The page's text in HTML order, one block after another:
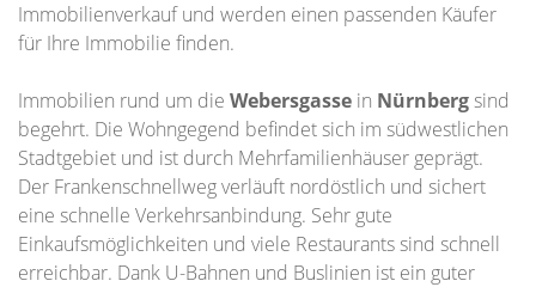
Immobilienverkauf und werden einen passenden Käufer
für Ihre Immobilie finden.
Immobilien rund um die Webersgasse in Nürnbergsind
begehrt. Die Wohngegend befindet sich im südwestlichen
Stadtgebiet und ist durch Mehrfamilienhäuser geprägt.
Der Frankenschnellweg verläuft nordöstlich und sichert
eine schnelle Verkehrsanbindung. Sehr gute
Einkaufsmöglichkeiten und viele Restaurants sind schnell
erreichbar. Dank U-Bahnen und Buslinien ist ein guter